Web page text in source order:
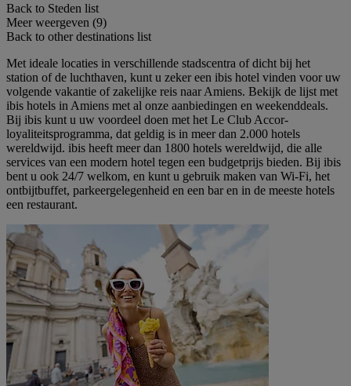
Back to Steden list
Meer weergeven (9)
Back to other destinations list
Met ideale locaties in verschillende stadscentra of dicht bij het
station of de luchthaven, kunt u zeker een ibis hotel vinden voor uw
volgende vakantie of zakelijke reis naar Amiens. Bekijk de lijst met
ibis hotels in Amiens met al onze aanbiedingen en weekenddeals.
Bij ibis kunt u uw voordeel doen met het Le Club Accor-
loyaliteitsprogramma, dat geldig is in meer dan 2.000 hotels
wereldwijd. ibis heeft meer dan 1800 hotels wereldwijd, die alle
services van een modern hotel tegen een budgetprijs bieden. Bij ibis
bent u ook 24/7 welkom, en kunt u gebruik maken van Wi-Fi, het
ontbijtbuffet, parkeergelegenheid en een bar en in de meeste hotels
een restaurant.